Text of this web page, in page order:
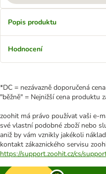
Popis produktu
Hodnocení
*DC = nezávazně doporučená
"běžně" = Nejnižší cena produktu
zoohit má právo používat vaši e-
své vlastní podobné zboží nebo
aniž by vám vznikly jakékoli
kontakt zákaznického servisu
https://support.zoohit.cz/cs/